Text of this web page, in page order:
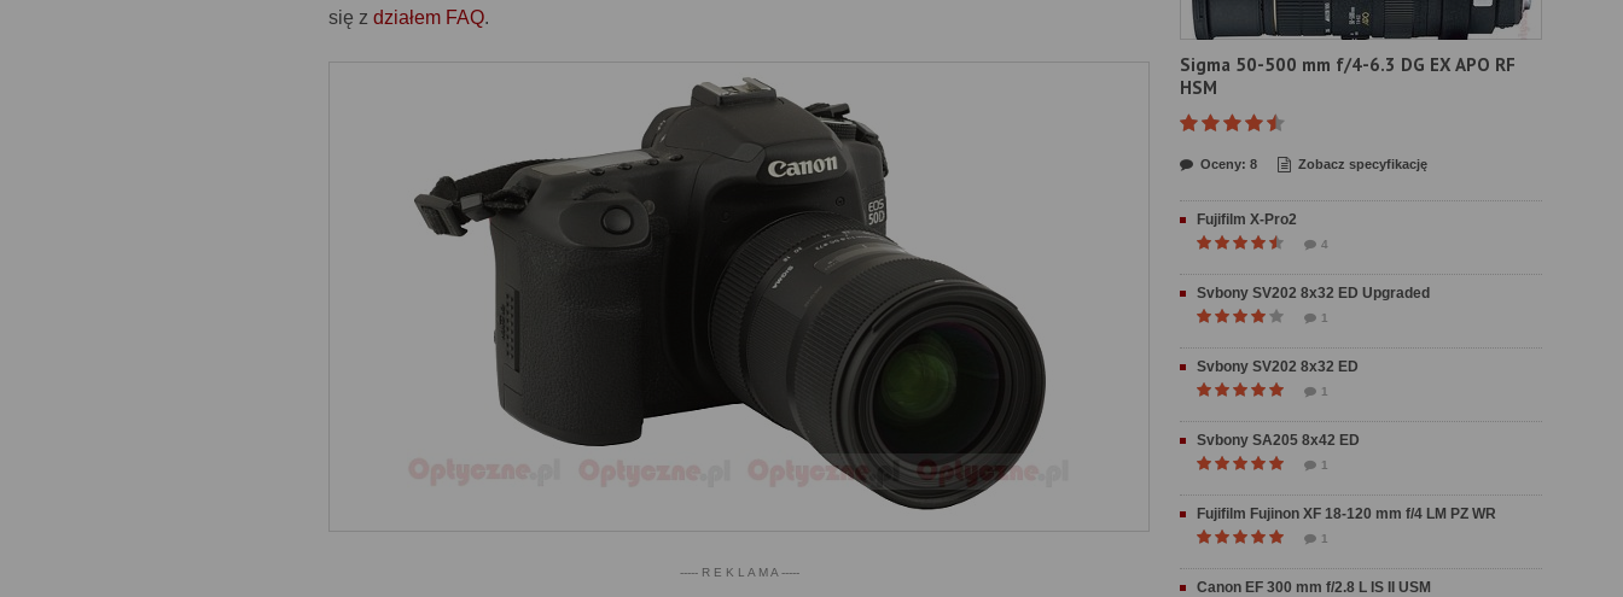
się z działem FAQ.
----- R E K L A M A -----
Sigma 50-500 mm f/4-6.3 DG EX APO RF
HSM
Oceny: 8 Zobacz specyfikację
Fujifilm X-Pro2
4
Svbony SV202 8x32 ED Upgraded
1
Svbony SV202 8x32 ED
1
Svbony SA205 8x42 ED
1
Fujifilm Fujinon XF 18-120 mm f/4 LM PZ WR
1
Canon EF 300 mm f/2.8 L IS II USM